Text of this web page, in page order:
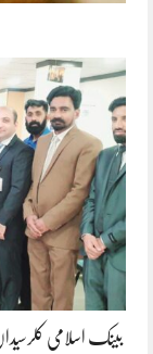
بینک اسلامی